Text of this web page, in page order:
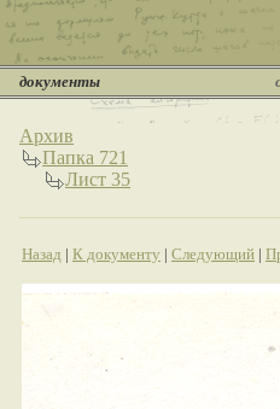
документы
Архив
Папка 721
Лист 35
Назад | К документу | Следующий |